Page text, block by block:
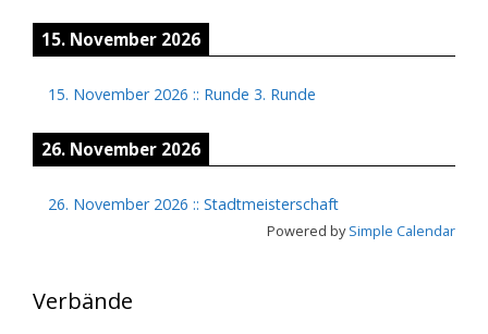
15. November 2026
15. November 2026 :: Runde 3. Runde
26. November 2026
26. November 2026 :: Stadtmeisterschaft
Powered bySimple Calendar
Verbände